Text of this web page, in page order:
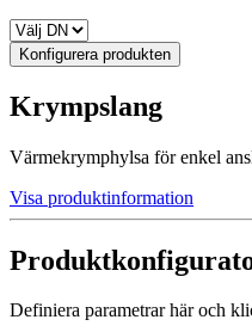
Konfigurera produkten
Krympslang
Värmekrymphylsa för enkel
Visa produktinformation
Definiera parametrar här och